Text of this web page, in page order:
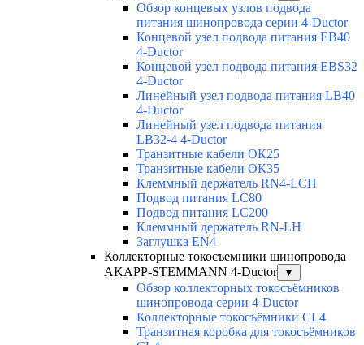
Обзор концевых узлов подвода
питания шинопровода серии 4-Ductor
Концевой узел подвода питания EB40
4-Ductor
Концевой узел подвода питания EBS32
4-Ductor
Линейный узел подвода питания LB40
4-Ductor
Линейный узел подвода питания
LB32-4 4-Ductor
Транзитные кабели ОК25
Транзитные кабели ОК35
Клеммный держатель RN4-LCH
Подвод питания LC80
Подвод питания LC200
Клеммный держатель RN-LH
Заглушка EN4
Коллекторные токосъемники шинопровода
AKAPP-STEMMANN 4-Ductor
▼
Обзор коллекторных токосъёмников
шинопровода серии 4-Ductor
Коллекторные токосъёмники CL4
Транзитная коробка для токосъёмников